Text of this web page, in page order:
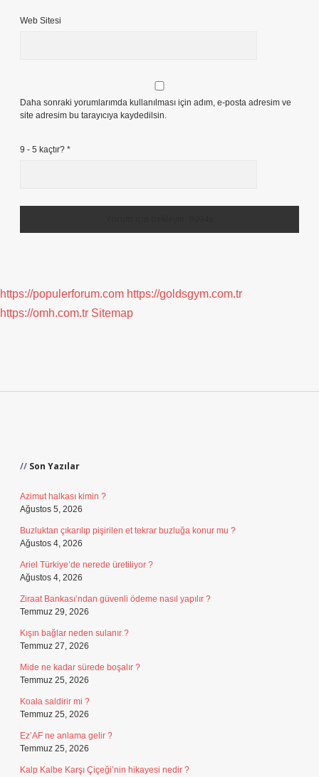
Web Sitesi
Daha sonraki yorumlarımda kullanılması için adım, e-posta adresim ve
site adresim bu tarayıcıya kaydedilsin.
9 - 5 kaçtır? *
https://populerforum.com https://goldsgym.com.tr
https://omh.com.tr Sitemap
Son Yazılar
Azimut halkası kimin ?
Ağustos 5, 2026
Buzluktan çıkarılıp pişirilen et tekrar buzluğa konur mu ?
Ağustos 4, 2026
Ariel Türkiye’de nerede üretiliyor ?
Ağustos 4, 2026
Ziraat Bankası’ndan güvenli ödeme nasıl yapılır ?
Temmuz 29, 2026
Kışın bağlar neden sulanır ?
Temmuz 27, 2026
Mide ne kadar sürede boşalır ?
Temmuz 25, 2026
Koala saldirir mi ?
Temmuz 25, 2026
Ez’AF ne anlama gelir ?
Temmuz 25, 2026
Kalp Kalbe Karşı Çiçeği’nin hikayesi nedir ?